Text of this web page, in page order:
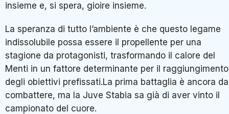
insieme e, si spera, gioire insieme.
La speranza di tutto l’ambiente è che questo legame
indissolubile possa essere il propellente per una
stagione da protagonisti, trasformando il calore del
Menti in un fattore determinante per il raggiungimento
degli obiettivi prefissati.La prima battaglia è ancora da
combattere, ma la Juve Stabia sa già di aver vinto il
campionato del cuore.